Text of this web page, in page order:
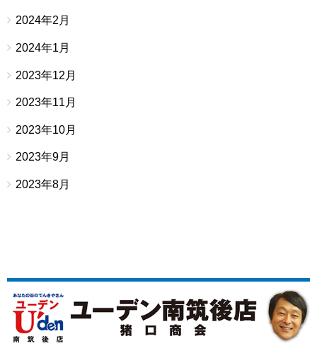
2024年2月
2024年1月
2023年12月
2023年11月
2023年10月
2023年9月
2023年8月